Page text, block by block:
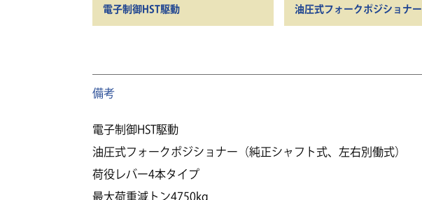
電子制御HST駆動 油圧式フォークポジショナー
備考
電子制御HST駆動
油圧式フォークポジショナー（純正シャフト式、左右別働式）
荷役レバー4本タイプ
最大荷重減トン4750kg